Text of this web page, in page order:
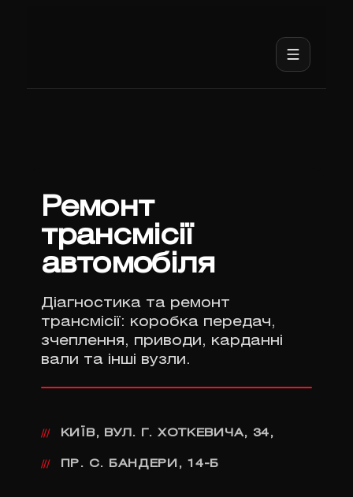
Ремонт
трансмісії
автомобіля
Діагностика та ремонт
трансмісії: коробка передач,
зчеплення, приводи, карданні
вали та інші вузли.
/// КИЇВ, ВУЛ. Г. ХОТКЕВИЧА, 34,
/// ПР. С. БАНДЕРИ, 14-Б